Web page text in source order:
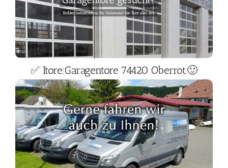
✅ Itore:Garagentore 74420 Oberrot.🙂